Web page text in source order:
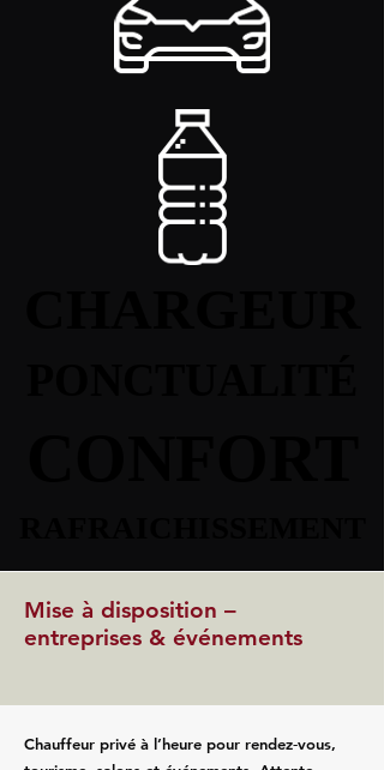
Mise à disposition –
entreprises & événements
Chauffeur privé à l’heure pour rendez‑vous,